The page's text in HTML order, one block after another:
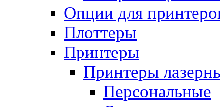
Опции для
Плоттеры
Принтеры
Принтеры
Персональные